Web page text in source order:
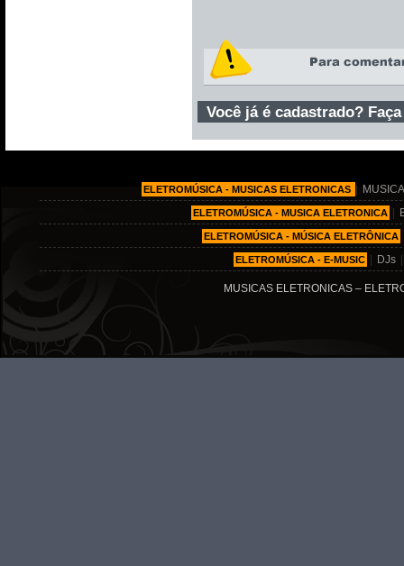
Você já é cadastrado?
ELETROMÚSICA - MUSICAS ELETRONICAS
ELETROMÚSICA - MUSICA ELETRONICA
ELETROMÚSICA - MÚSICA ELETRÔNICA
ELETROMÚSICA - E-MUSIC DJs
MUSICAS ELETRONICAS –